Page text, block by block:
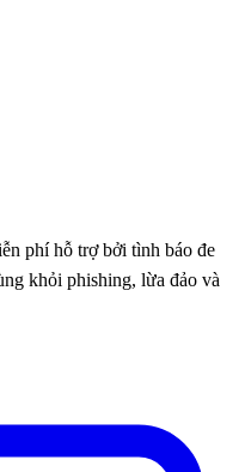
phí hỗ trợ bởi tình báo đe
khỏi phishing, lừa đảo và